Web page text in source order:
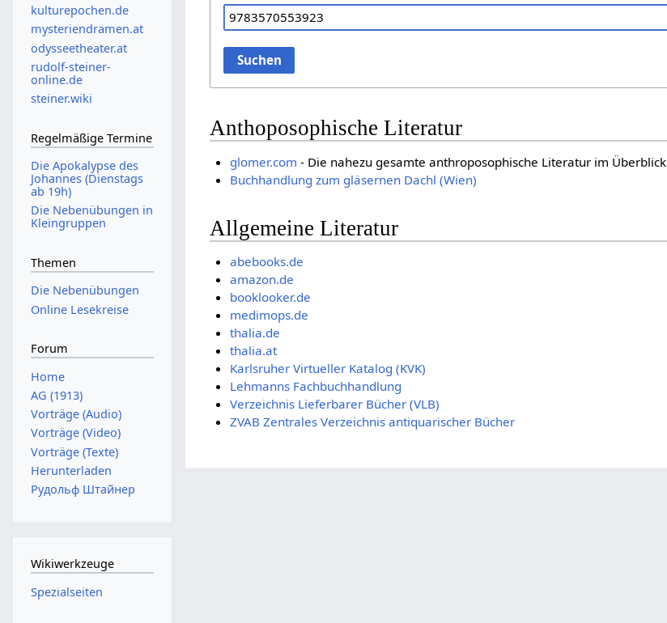
Suchen
Anthoposophische Literatur
glomer.com - Die nahezu gesamte anthroposophische Literatur im Überblick
Buchhandlung zum gläsernen Dachl (Wien)
Allgemeine Literatur
abebooks.de
amazon.de
booklooker.de
medimops.de
thalia.de
thalia.at
Karlsruher Virtueller Katalog (KVK)
Lehmanns Fachbuchhandlung
Verzeichnis Lieferbarer Bücher (VLB)
ZVAB Zentrales Verzeichnis antiquarischer Bücher
kulturepochen.de
mysteriendramen.at
odysseetheater.at
rudolf-steiner-
online.de
steiner.wiki
Regelmäßige Termine
Die Apokalypse des
Johannes (Dienstags
ab 19h)
Die Nebenübungen in
Kleingruppen
Themen
Die Nebenübungen
Online Lesekreise
Forum
Home
AG (1913)
Vorträge (Audio)
Vorträge (Video)
Vorträge (Texte)
Herunterladen
Рудольф Штайнер
Wikiwerkzeuge
Spezialseiten